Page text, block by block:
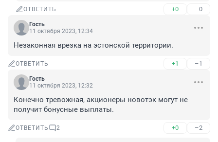
ОТВЕТИТЬ +0 –0
Гость
11 октября 2023, 12:34
Незаконная врезка на эстонской территории.
ОТВЕТИТЬ +1 –1
Гость
11 октября 2023, 12:32
Конечно тревожная, акционеры новотэк могут не
получит бонусные выплаты.
ОТВЕТИТЬ 2 +0 –2